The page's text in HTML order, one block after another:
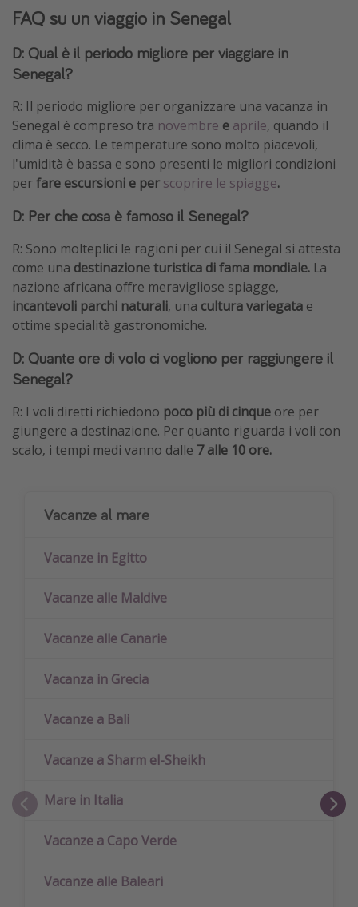
FAQ su un viaggio in Senegal
D: Qual è il periodo migliore per viaggiare in
Senegal?
R: Il periodo migliore per organizzare una vacanza in
Senegal è compreso tra novembre e aprile, quando il
clima è secco. Le temperature sono molto piacevoli,
l'umidità è bassa e sono presenti le migliori condizioni
perfare escursioni e per scoprire le spiagge.
D: Per che cosa è famoso il Senegal?
R: Sono molteplici le ragioni per cui il Senegal si attesta
come una destinazione turistica di fama mondiale. La
nazione africana offre meravigliose spiagge,
incantevoli parchi naturali, una cultura variegata e
ottime specialità gastronomiche.
D: Quante ore di volo ci vogliono per raggiungere il
Senegal?
R: I voli diretti richiedono poco più di cinque ore per
giungere a destinazione. Per quanto riguarda i voli con
scalo, i tempi medi vanno dalle 7 alle 10 ore.
Vacanze al mare
Vacanze in Egitto
Vacanze alle Maldive
Vacanze alle Canarie
Vacanza in Grecia
Vacanze a Bali
Vacanze a Sharm el-Sheikh
Mare in Italia
Vacanze a Capo Verde
Vacanze alle Baleari